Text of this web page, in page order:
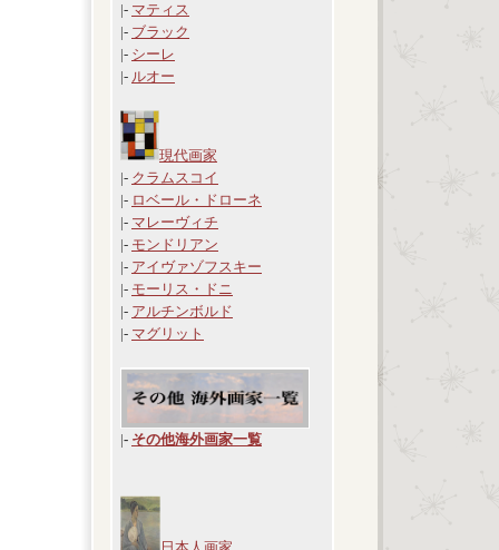
|- マティス
|- ブラック
|- シーレ
|- ルオー
現代画家
|- クラムスコイ
|- ロベール・ドローネ
|- マレーヴィチ
|- モンドリアン
|- アイヴァゾフスキー
|- モーリス・ドニ
|- アルチンボルド
|- マグリット
|- その他海外画家一覧